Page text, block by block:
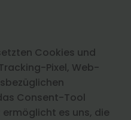
Cookies und
Pixel, Web-
Consent-Tool
es uns, die